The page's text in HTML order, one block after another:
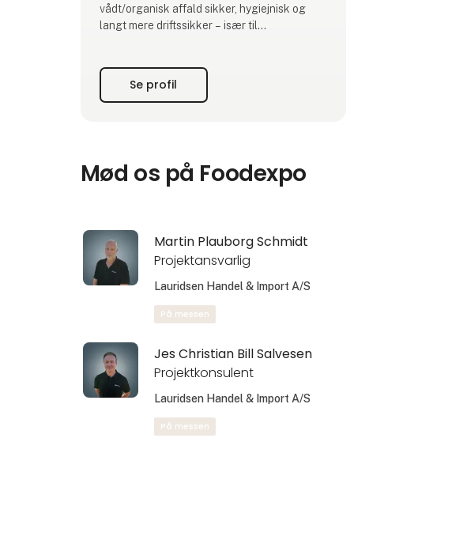
vådt/organisk affald sikker, hygiejnisk og
langt mere driftssikker – især til
enkeltkomponenter, komplette
systemløsninger eller tilpasses jeres
Se profil
Mød os på Foodexpo
Martin Plauborg Schmidt
Projektansvarlig
Lauridsen Handel & Import A/S
På messen
Jes Christian Bill Salvesen
Projektkonsulent
Lauridsen Handel & Import A/S
På messen